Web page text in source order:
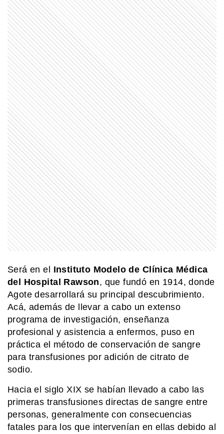
Será en el Instituto Modelo de Clínica Médica
del Hospital Rawson, que fundó en 1914, donde
Agote desarrollará su principal descubrimiento.
Acá, además de llevar a cabo un extenso
programa de investigación, enseñanza
profesional y asistencia a enfermos, puso en
práctica el método de conservación de sangre
para transfusiones por adición de citrato de
sodio.
Hacia el siglo XIX se habían llevado a cabo las
primeras transfusiones directas de sangre entre
personas, generalmente con consecuencias
fatales para los que intervenían en ellas debido al